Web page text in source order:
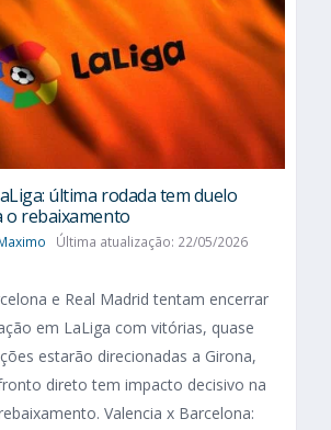
última rodada tem duelo
o rebaixamento
Última atualização: 22/05/2026
e Real Madrid tentam encerrar
em LaLiga com vitórias, quase
estarão direcionadas a Girona,
direto tem impacto decisivo na
Valencia x Barcelona: